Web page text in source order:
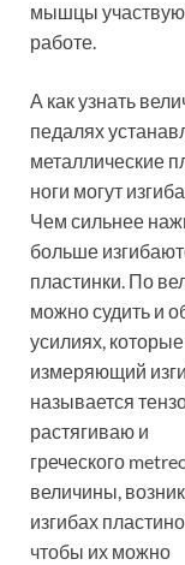
мышцы
работе.
А как узнать
педалях
металлические
ноги могут
Чем сильнее
больше
пластинки. По
можно судить и
усилиях,
измеряющий
называется
растягиваю и
греческого
величины,
изгибах
чтобы их можно